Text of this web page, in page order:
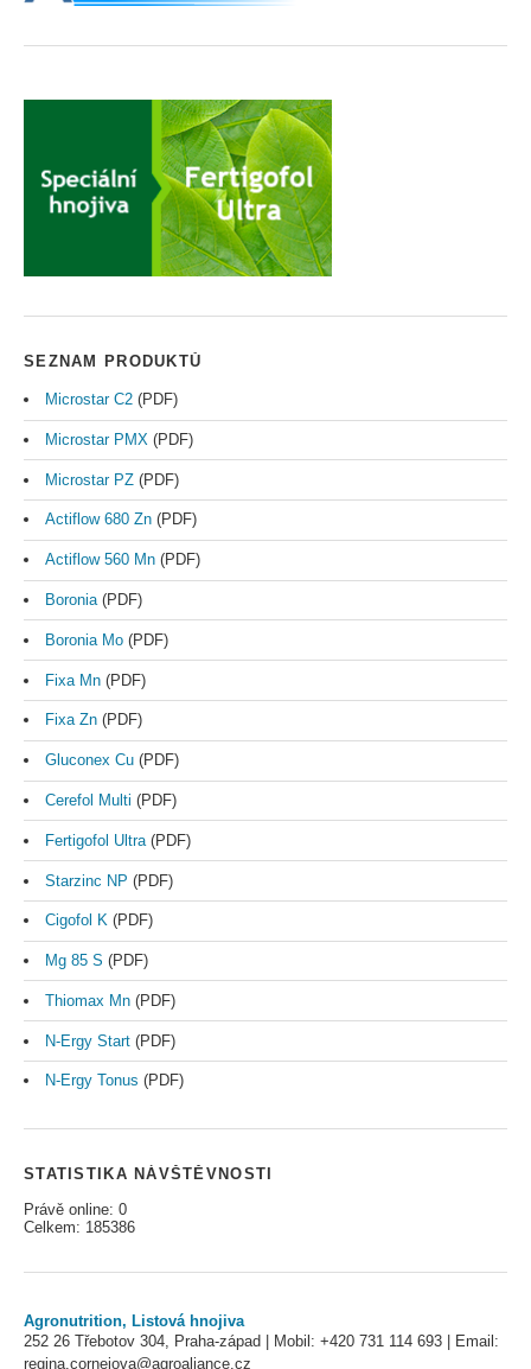
SEZNAM PRODUKTŮ
Microstar C2(PDF)
Microstar PMX (PDF)
Microstar PZ(PDF)
Actiflow 680 Zn(PDF)
Actiflow 560 Mn(PDF)
Boronia(PDF)
Boronia Mo(PDF)
Fixa Mn(PDF)
Fixa Zn(PDF)
Gluconex Cu(PDF)
Cerefol Multi (PDF)
Fertigofol Ultra(PDF)
Starzinc NP (PDF)
Cigofol K(PDF)
Mg 85 S (PDF)
Thiomax Mn(PDF)
N-Ergy Start(PDF)
N-Ergy Tonus (PDF)
STATISTIKA NÁVŠTĚVNOSTI
Právě online: 0
Celkem: 185386
Agronutrition, Listová hnojiva
252 26 Třebotov 304, Praha-západ | Mobil: +420 731 114 693 | Email:
regina.cornejova@agroaliance.cz